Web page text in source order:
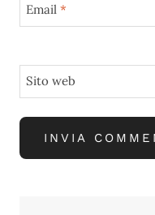
Email *
Sito web